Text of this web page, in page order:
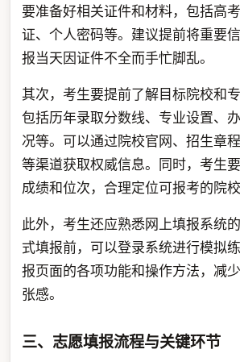
要准备好相关证件和材料，包括高
证、个人密码等。建议提前将重要
报当天因证件不全而手忙脚乱。
其次，考生要提前了解目标院校和
包括历年录取分数线、专业设置、
况等。可以通过院校官网、招生章
等渠道获取权威信息。同时，考生
成绩和位次，合理定位可报考的院校
此外，考生还应熟悉网上填报系统
式填报前，可以登录系统进行模拟
报页面的各项功能和操作方法，减
张感。
三、志愿填报流程与关键环节